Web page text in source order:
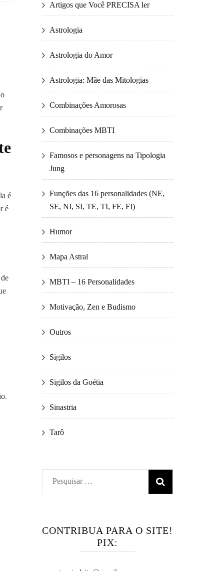
é
é
Artigos que Você PRECISA ler
Astrologia
Astrologia do Amor
Astrologia: Mãe das Mitologias
Combinações Amorosas
Combinações MBTI
Famosos e personagens na Tipologia
Jung
Funções das 16 personalidades (NE,
SE, NI, SI, TE, TI, FE, FI)
Humor
Mapa Astral
MBTI – 16 Personalidades
Motivação, Zen e Budismo
Outros
Sigilos
Sigilos da Goétia
Sinastria
Tarô
Pesquisar
por:
CONTRIBUA PARA O SITE!
PIX: